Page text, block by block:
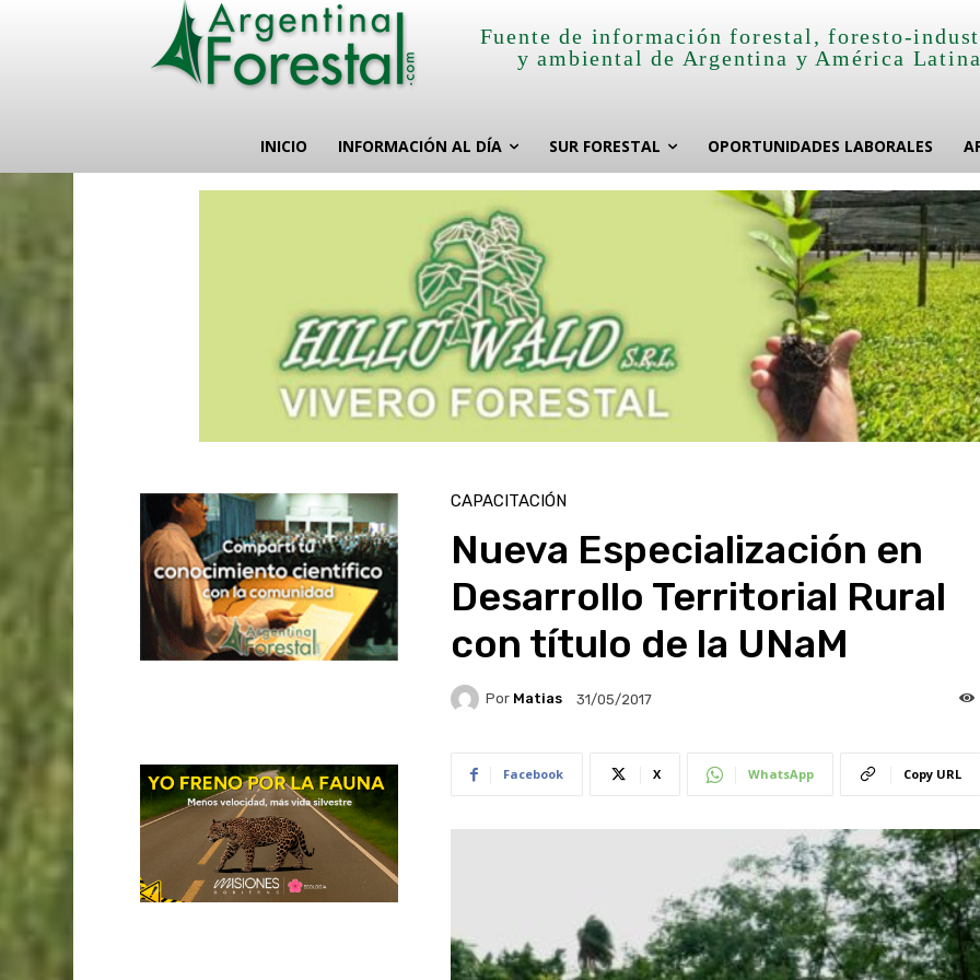
Fuente de información forestal, foresto-
y ambiental de Argentina y América
INICIO INFORMACIÓN AL DÍA SUR FORESTAL OPORTUNIDADES LABORALES
CAPACITACIÓN
Nueva Especialización en
Desarrollo Territorial Rural
con título de la UNaM
Por Matias 31/05/2017
Facebook X WhatsApp Copy URL